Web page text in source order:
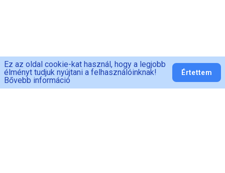
Ez az oldal cookie-kat használ, hogy a legjobb
élményt tudjuk nyújtani a felhasználóinknak!
Bővebb információ
Értettem